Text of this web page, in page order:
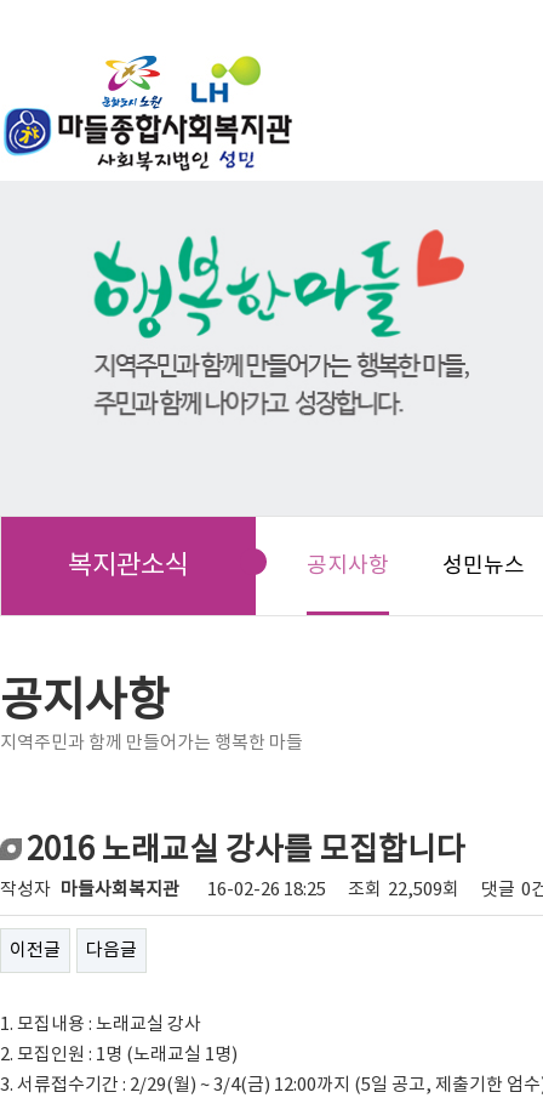
복지관소식 공지사항 성민뉴스
공지사항
지역주민과 함께 만들어가는 행복한 마들
2016 노래교실 강사를 모집합니다
작성자 마들사회복지관 16-02-26 18:25 조회 22,509회 댓글 0
이전글 다음글
1. 모집내용 : 노래교실 강사
2. 모집인원 : 1명 (노래교실 1명)
3. 서류접수기간 : 2/29(월) ~ 3/4(금) 12:00까지 (5일 공고, 제출기한 엄